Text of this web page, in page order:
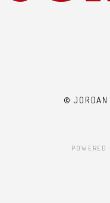
© JORDAN